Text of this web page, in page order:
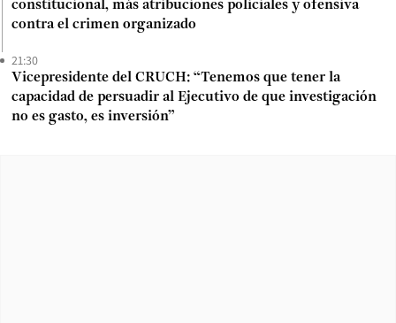
constitucional, más atribuciones policiales y ofensiva
contra el crimen organizado
21:30
Vicepresidente del CRUCH: “Tenemos que tener la
capacidad de persuadir al Ejecutivo de que investigación
no es gasto, es inversión”